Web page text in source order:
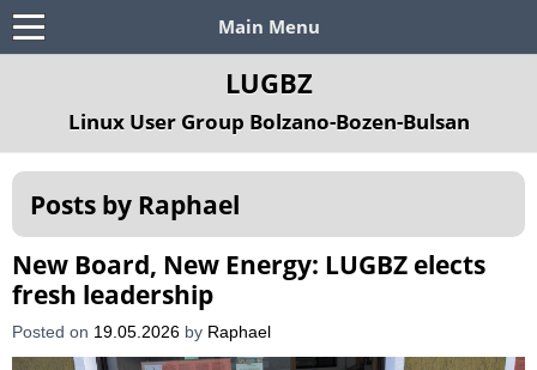
Main Menu
LUGBZ
Linux User Group Bolzano-Bozen-Bulsan
Posts by Raphael
New Board, New Energy: LUGBZ elects
fresh leadership
Posted on 19.05.2026 by Raphael